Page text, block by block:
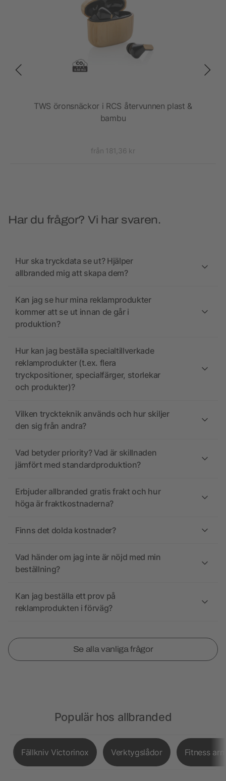
TWS öronsnäckor i RCS återvunnen plast &
bambu
från 181,36 kr
Har du frågor? Vi har svaren.
Hur ska tryckdata se ut? Hjälper
allbranded mig att skapa dem?
Kan jag se hur mina reklamprodukter
kommer att se ut innan de går i
produktion?
Hur kan jag beställa specialtillverkade
reklamprodukter (t.ex. flera
tryckpositioner, specialfärger, storlekar
och produkter)?
Vilken tryckteknik används och hur skiljer
den sig från andra?
Vad betyder priority? Vad är skillnaden
jämfört med standardproduktion?
Erbjuder allbranded gratis frakt och hur
höga är fraktkostnaderna?
Finns det dolda kostnader?
Vad händer om jag inte är nöjd med min
beställning?
Kan jag beställa ett prov på
reklamprodukten i förväg?
Se alla vanliga frågor
Populär hos allbranded
Fällkniv Victorinox Verktygslådor Fitness